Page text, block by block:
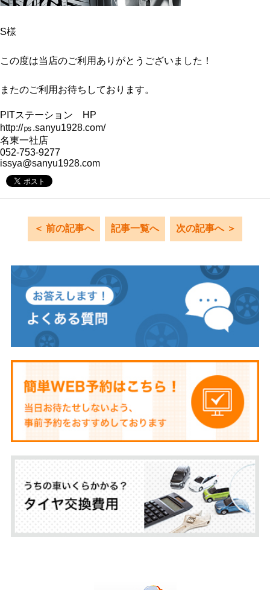
S様
この度は当店のご利用ありがとうございました！
またのご利用お待ちしております。
PITステーション HP
http://㎰.sanyu1928.com/
名東一社店
052-753-9277
issya@sanyu1928.com
＜ 前の記事へ 記事一覧へ 次の記事へ ＞